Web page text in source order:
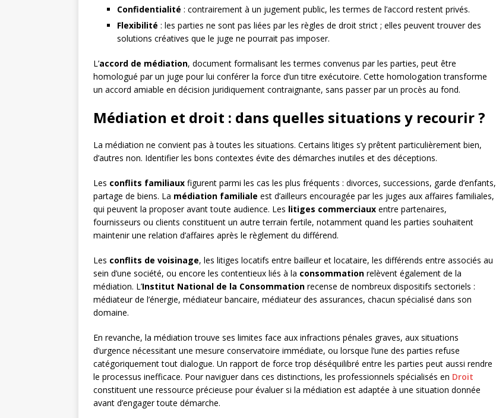
Confidentialité : contrairement à un jugement public, les termes de l’accord restent privés.
Flexibilité : les parties ne sont pas liées par les règles de droit strict ; elles peuvent trouver des
solutions créatives que le juge ne pourrait pas imposer.
L’accord de médiation, document formalisant les termes convenus par les parties, peut être
homologué par un juge pour lui conférer la force d’un titre exécutoire. Cette homologation transforme
un accord amiable en décision juridiquement contraignante, sans passer par un procès au fond.
Médiation et droit : dans quelles situations y recourir ?
La médiation ne convient pas à toutes les situations. Certains litiges s’y prêtent particulièrement bien,
d’autres non. Identifier les bons contextes évite des démarches inutiles et des déceptions.
Les conflits familiaux figurent parmi les cas les plus fréquents : divorces, successions, garde d’enfants,
partage de biens. La médiation familiale est d’ailleurs encouragée par les juges aux affaires familiales,
qui peuvent la proposer avant toute audience. Les litiges commerciaux entre partenaires,
fournisseurs ou clients constituent un autre terrain fertile, notamment quand les parties souhaitent
maintenir une relation d’affaires après le règlement du différend.
Les conflits de voisinage, les litiges locatifs entre bailleur et locataire, les différends entre associés au
sein d’une société, ou encore les contentieux liés à la consommation relèvent également de la
médiation. L’Institut National de la Consommation recense de nombreux dispositifs sectoriels :
médiateur de l’énergie, médiateur bancaire, médiateur des assurances, chacun spécialisé dans son
domaine.
En revanche, la médiation trouve ses limites face aux infractions pénales graves, aux situations
d’urgence nécessitant une mesure conservatoire immédiate, ou lorsque l’une des parties refuse
catégoriquement tout dialogue. Un rapport de force trop déséquilibré entre les parties peut aussi rendre
le processus inefficace. Pour naviguer dans ces distinctions, les professionnels spécialisés en Droit
constituent une ressource précieuse pour évaluer si la médiation est adaptée à une situation donnée
avant d’engager toute démarche.